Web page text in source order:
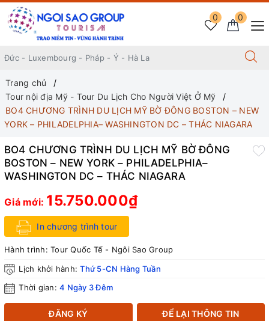
0
0
Trang chủ
Tour nội địa Mỹ - Tour Du Lịch Cho Người Việt Ở Mỹ
BO4 CHƯƠNG TRÌNH DU LỊCH MỸ BỜ ĐÔNG BOSTON – NEW
YORK – PHILADELPHIA– WASHINGTON DC – THÁC NIAGARA
BO4 CHƯƠNG TRÌNH DU LỊCH MỸ BỜ ĐÔNG
BOSTON – NEW YORK – PHILADELPHIA–
WASHINGTON DC – THÁC NIAGARA
Giá mới: 15.750.000₫
In chương trình tour
Hành trình: Tour Quốc Tế - Ngôi Sao Group
Lịch khởi hành:Thứ 5-CN Hàng Tuần
Thời gian: 4 Ngày 3 Đêm
ĐĂNG KÝ ĐỂ LẠI THÔNG TIN